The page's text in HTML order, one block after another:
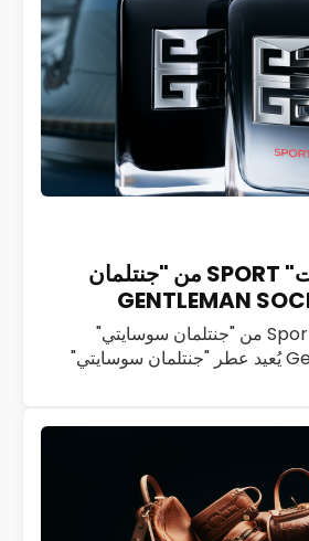
ماء عطر "سبورت" SPORT من "جنتلمان
ماء عطر "سبورت" Sport من "جنتلمان سوسايتي"
Gentleman Society يُعيد عطر "جنتلمان سوسايتي"
اقرأ المزيد